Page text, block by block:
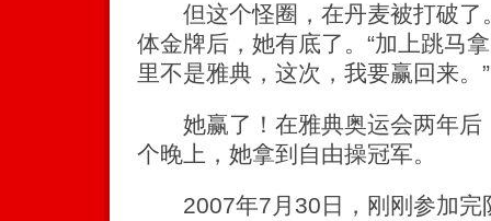
但这个怪圈，在丹麦被打破了
体金牌后，她有底了。“加上跳马
里不是雅典，这次，我要赢回来。”
她赢了！在雅典奥运会两年后
个晚上，她拿到自由操冠军。
2007年7月30日，刚刚参加完